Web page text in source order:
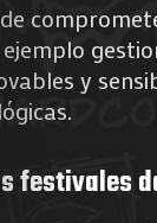
y
festivales